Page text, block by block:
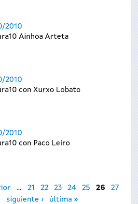
2010
Ainhoa Arteta
2010
con Xurxo Lobato
2010
con Paco Leiro
… 21 22 23 24 25 26
27
siguiente › última »